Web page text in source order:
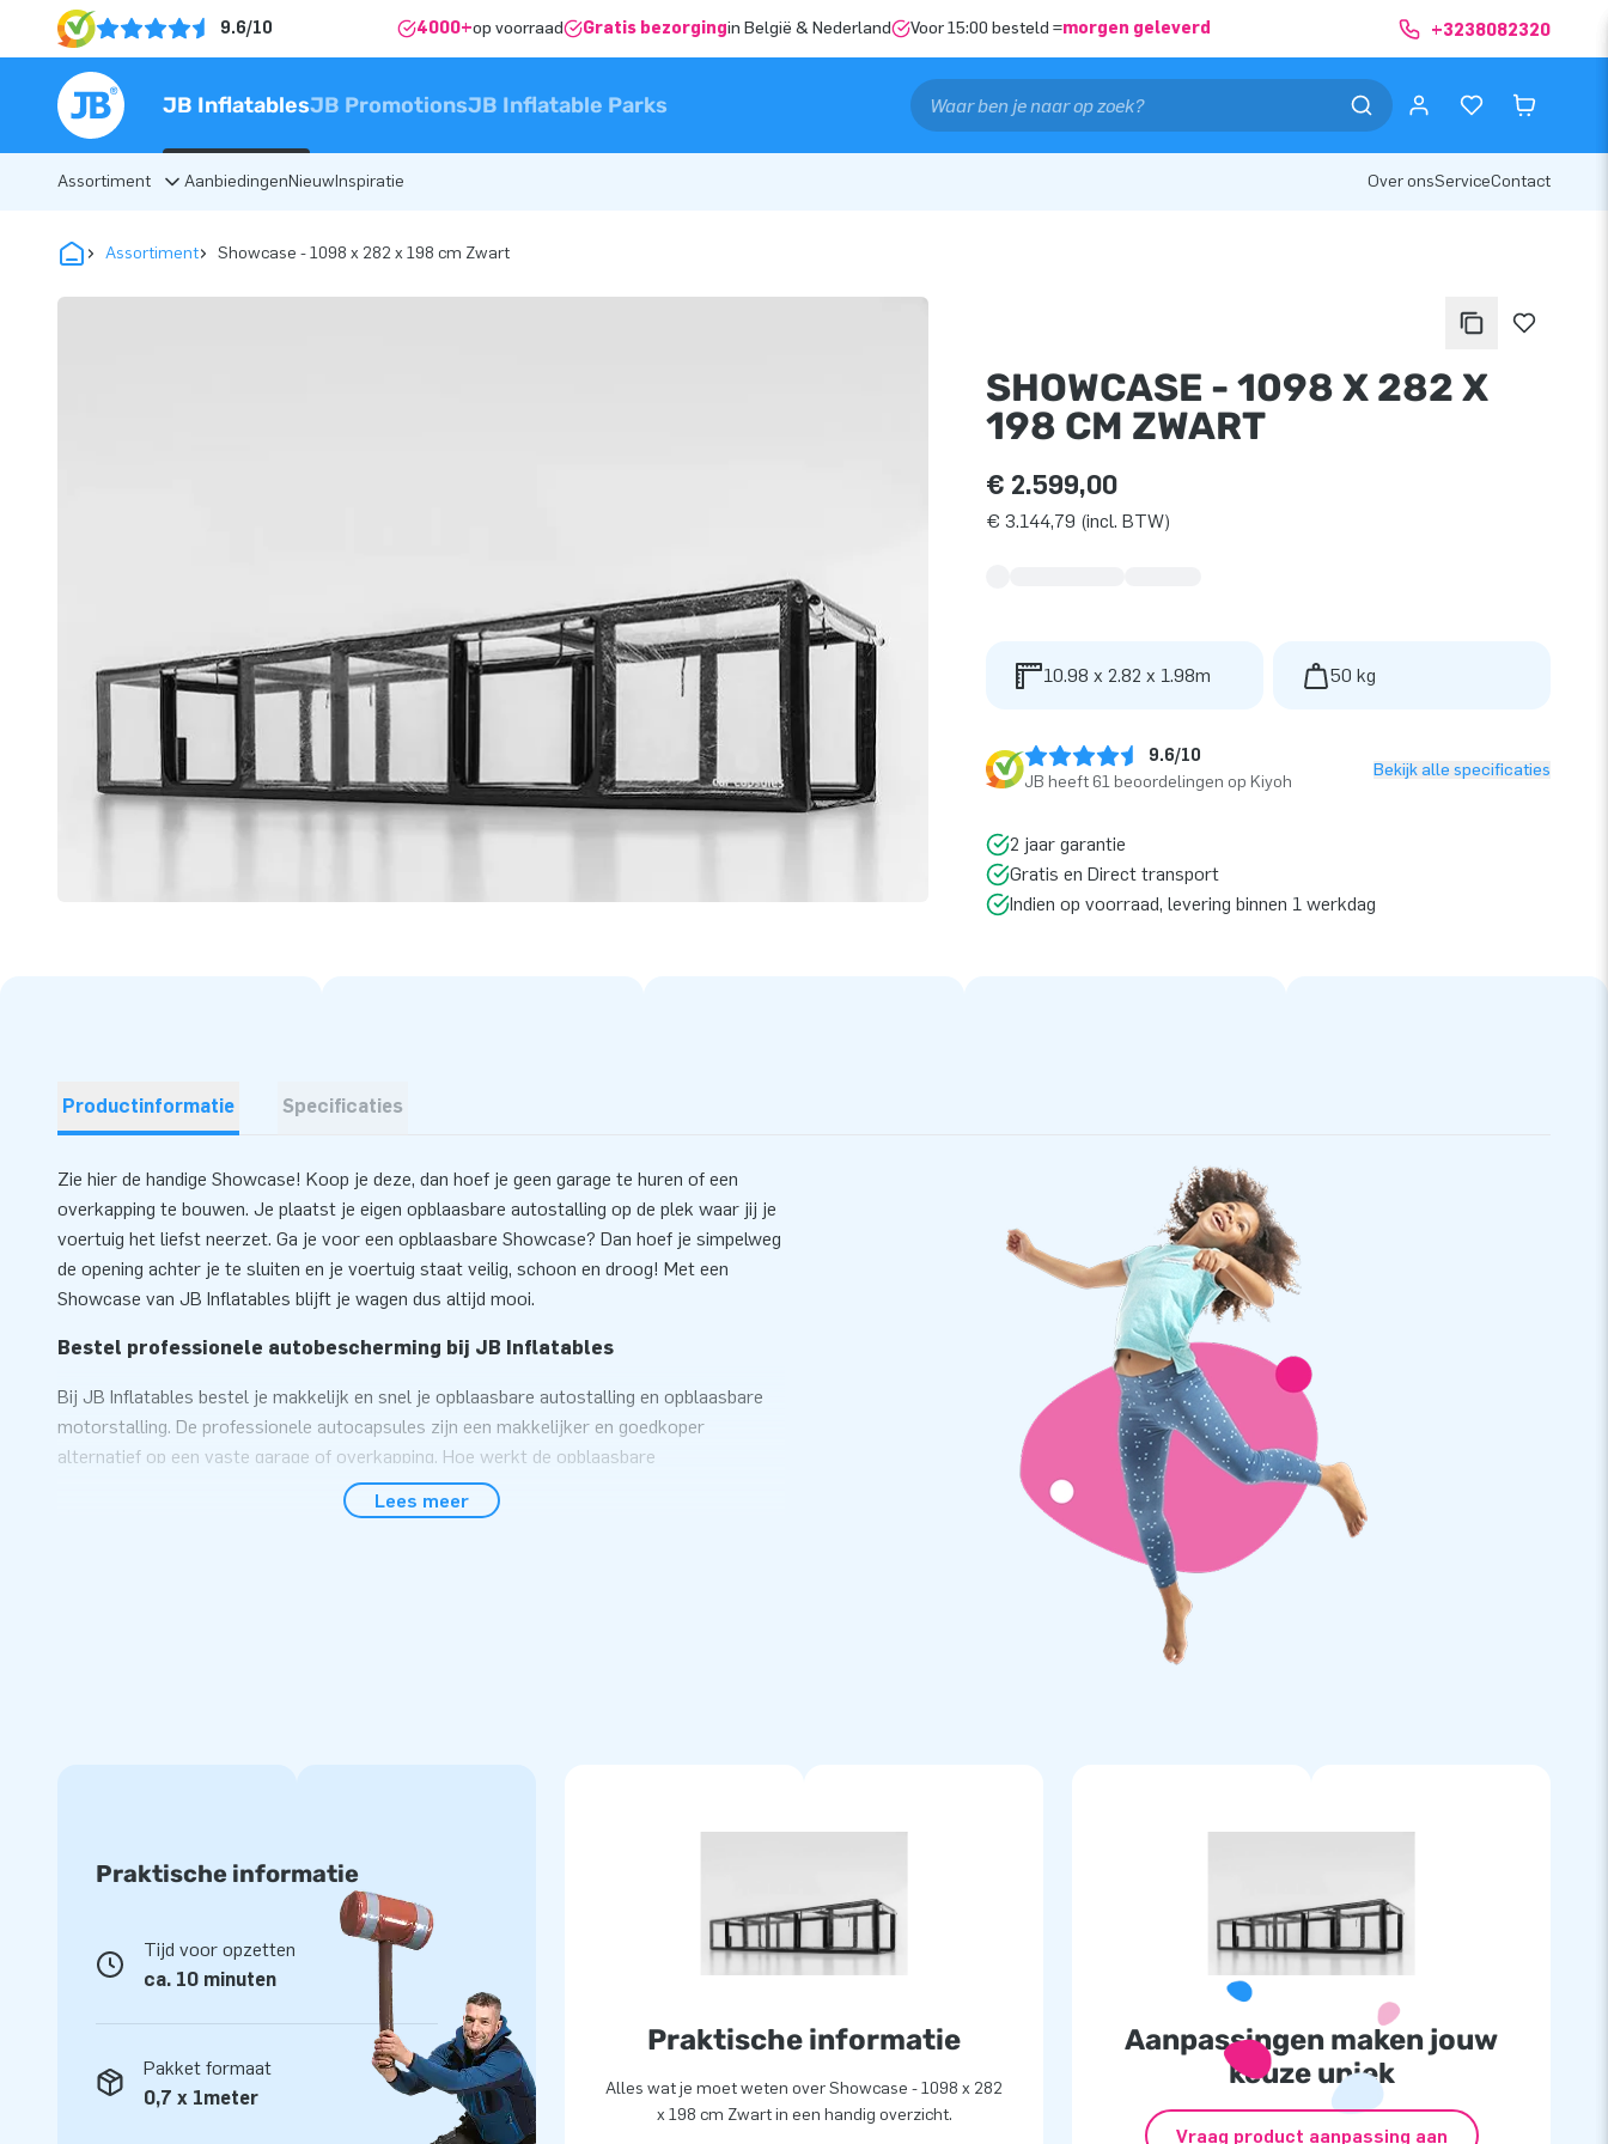
9.6/10 4000+op voorraad Gratis bezorgingin België & Nederland Voor 15:00 besteld =morgen geleverd +3238082320
JB InflatablesJB PromotionsJB Inflatable Parks
Assortiment AanbiedingenNieuwInspiratie Over onsServiceContact
Assortiment Showcase - 1098 x 282 x 198 cm Zwart
SHOWCASE - 1098 X 282 X
198 CM ZWART
€ 2.599,00
€ 3.144,79 (incl. BTW)
10.98 x 2.82 x 1.98m 50 kg
9.6/10
JB heeft 61 beoordelingen op Kiyoh
Bekijk alle specificaties
2 jaar garantie
Gratis en Direct transport
Indien op voorraad, levering binnen 1 werkdag
Productinformatie Specificaties
Zie hier de handige Showcase! Koop je deze, dan hoef je geen garage te huren of een
overkapping te bouwen. Je plaatst je eigen opblaasbare autostalling op de plek waar jij je
voertuig het liefst neerzet. Ga je voor een opblaasbare Showcase? Dan hoef je simpelweg
de opening achter je te sluiten en je voertuig staat veilig, schoon en droog! Met een
Showcase van JB Inflatables blijft je wagen dus altijd mooi.
Bestel professionele autobescherming bij JB Inflatables
Bij JB Inflatables bestel je makkelijk en snel je opblaasbare autostalling en opblaasbare
motorstalling. De professionele autocapsules zijn een makkelijker en goedkoper
alternatief op een vaste garage of overkapping. Hoe werkt de opblaasbare
autobescherming van JB Inflatables? Het is heel simpel: Je parkeert je auto in de
opblaasbare garage en sluit de beschermhoes. Kies je voor een Car Capsule? Dan moet je
Lees meer
Praktische informatie
Tijd voor opzetten
ca. 10 minuten
Pakket formaat
0,7 x 1meter
Praktische informatie
Alles wat je moet weten over Showcase - 1098 x 282
x 198 cm Zwart in een handig overzicht.
Aanpassingen maken jouw
keuze uniek
Vraag product aanpassing aan